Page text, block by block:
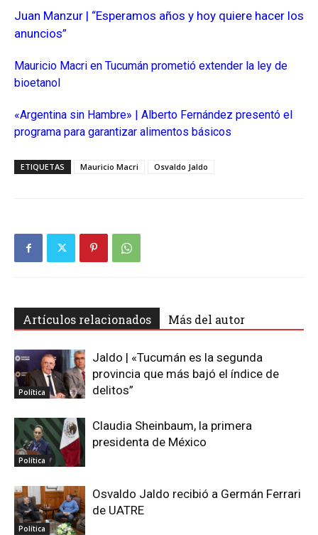
Juan Manzur | “Esperamos años y hoy quiere hacer los
anuncios”
Mauricio Macri en Tucumán prometió extender la ley de
bioetanol
«Argentina sin Hambre» | Alberto Fernández presentó el
programa para garantizar alimentos básicos
ETIQUETAS Mauricio Macri Osvaldo Jaldo
Artículos relacionados Más del autor
Política
Jaldo | «Tucumán es la segunda
provincia que más bajó el índice de
delitos”
Política
Claudia Sheinbaum, la primera
presidenta de México
Política
Osvaldo Jaldo recibió a Germán Ferrari
de UATRE